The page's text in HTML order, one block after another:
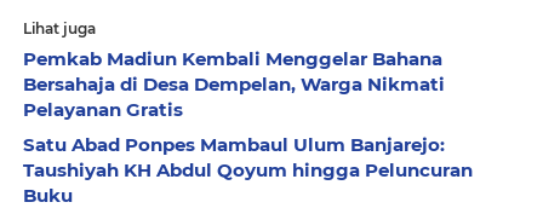
Lihat juga
Pemkab Madiun Kembali Menggelar Bahana
Bersahaja di Desa Dempelan, Warga Nikmati
Pelayanan Gratis
Satu Abad Ponpes Mambaul Ulum Banjarejo:
Taushiyah KH Abdul Qoyum hingga Peluncuran
Buku